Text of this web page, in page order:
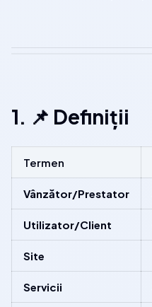
1. 📌 Definiții
Termen
Vânzător/Prestator
Utilizator/Client
Site
Servicii